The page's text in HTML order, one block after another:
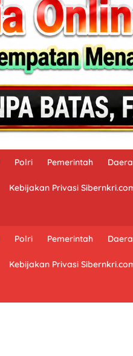
Polri Pemerintah
Kebijakan Privasi
Polri Pemerintah
Kebijakan Privasi